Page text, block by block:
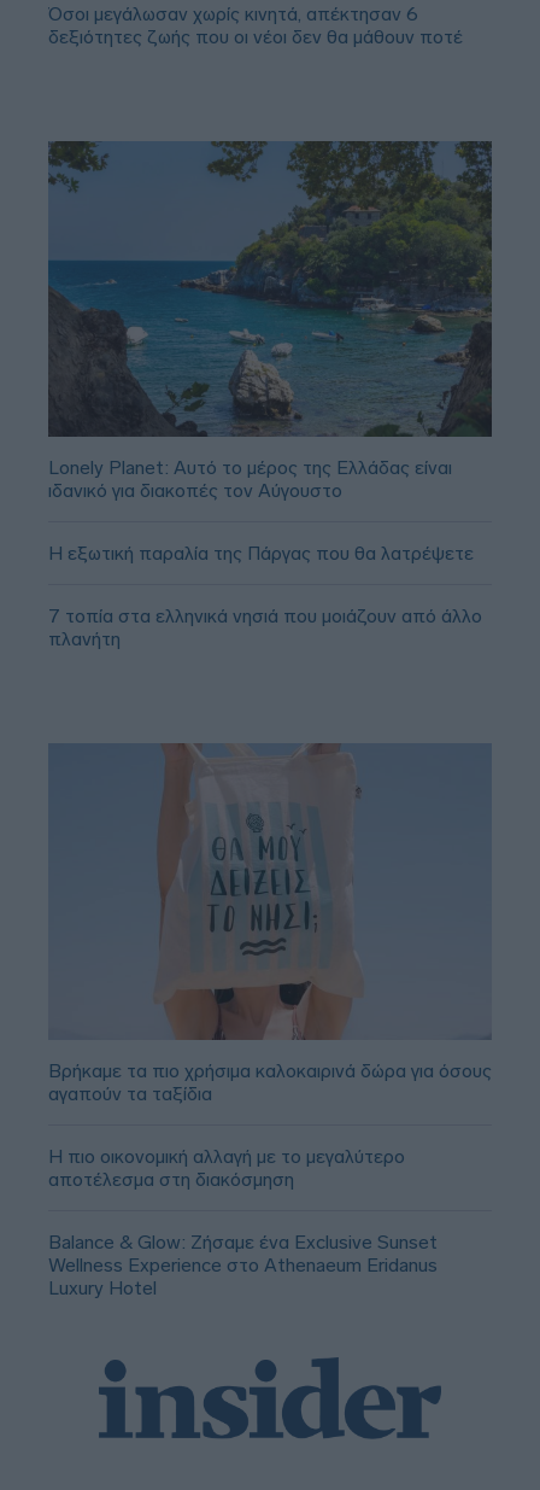
Όσοι μεγάλωσαν χωρίς κινητά, απέκτησαν 6
δεξιότητες ζωής που οι νέοι δεν θα μάθουν ποτέ
Lonely Planet: Αυτό το μέρος της Ελλάδας είναι
ιδανικό για διακοπές τον Αύγουστο
Η εξωτική παραλία της Πάργας που θα λατρέψετε
7 τοπία στα ελληνικά νησιά που μοιάζουν από άλλο
πλανήτη
Βρήκαμε τα πιο χρήσιμα καλοκαιρινά δώρα για όσους
αγαπούν τα ταξίδια
Η πιο οικονομική αλλαγή με το μεγαλύτερο
αποτέλεσμα στη διακόσμηση
Balance & Glow: Ζήσαμε ένα Exclusive Sunset
Wellness Experience στο Athenaeum Eridanus
Luxury Hotel